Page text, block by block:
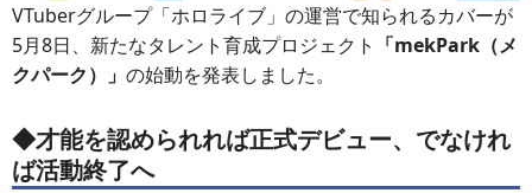
VTuberグループ「ホロライブ」の運営で知られるカバーが
5月8日、新たなタレント育成プロジェクト 「mekPark（メ
クパーク）」 の始動を発表しました。
◆才能を認められれば正式デビュー、でなけれ
ば活動終了へ